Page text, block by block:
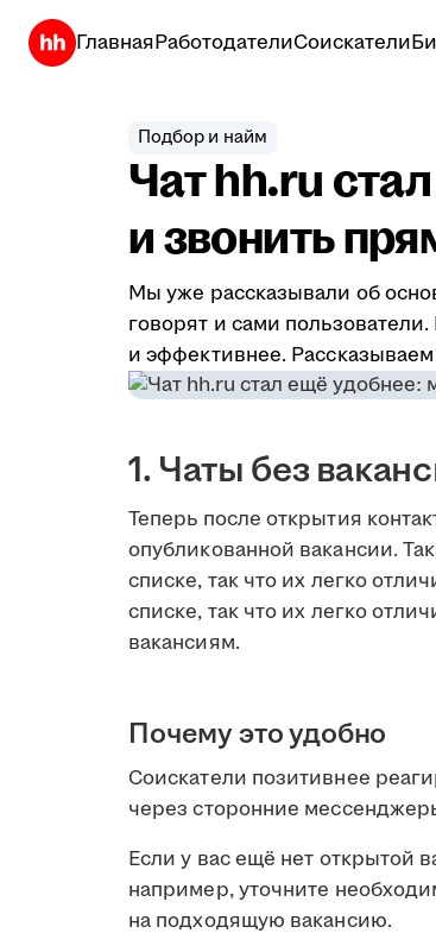
ГлавнаяРаботодателиСоискатели
Подбор и найм
Чат hh.ru
и звонить
Мы уже рассказывали об
говорят и сами
и эффективнее.
1. Чаты без
Теперь после открытия
опубликованной вакансии.
списке, так что их легко
списке, так что их легко
вакансиям.
Почему это удобно
Соискатели позитивнее
через сторонние
Если у вас ещё нет открытой
например, уточните
на подходящую вакансию.